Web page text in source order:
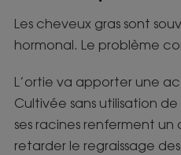
Les cheveux gras sont
hormonal. Le problème
L’ortie va apporter une
Cultivée sans utilisation
ses racines renferment
retarder le regraissage